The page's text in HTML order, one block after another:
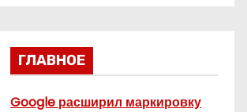
ГЛАВНОЕ
Google расширил маркировку